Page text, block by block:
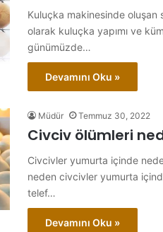
Kuluçka makinesinde oluşan
olarak kuluçka yapımı ve
günümüzde…
Devamını Oku »
Müdür Temmuz 30, 2022
Civciv ölümleri
Civcivler yumurta içinde
neden civcivler yumurta
telef…
Devamını Oku »